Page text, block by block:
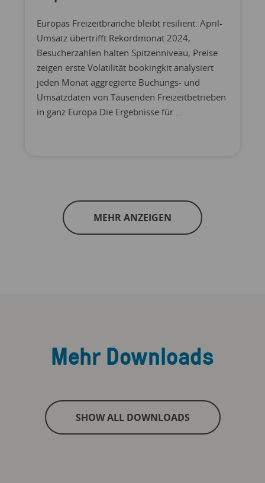
Europas Freizeitbranche bleibt resilient: April-
Umsatz übertrifft Rekordmonat 2024,
Besucherzahlen halten Spitzenniveau, Preise
zeigen erste Volatilität bookingkit analysiert
jeden Monat aggregierte Buchungs- und
Umsatzdaten von Tausenden Freizeitbetrieben
in ganz Europa Die Ergebnisse für ...
MEHR ANZEIGEN
Mehr Downloads
SHOW ALL DOWNLOADS